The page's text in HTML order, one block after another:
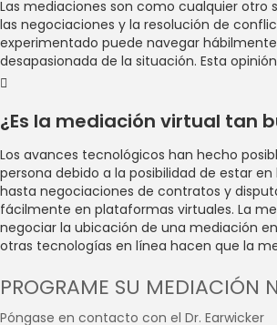
Las mediaciones son como cualquier otro
las negociaciones y la resolución de
experimentado puede navegar
desapasionada de la situación. Esta
¿Es la mediación virtual tan
Los avances tecnológicos han hecho
persona debido a la posibilidad de estar
hasta negociaciones de contratos y
fácilmente en plataformas virtuales. La
negociar la ubicación de una mediación
otras tecnologías en línea hacen que la
PROGRAME SU
Póngase en contacto con el Dr. Earwicker